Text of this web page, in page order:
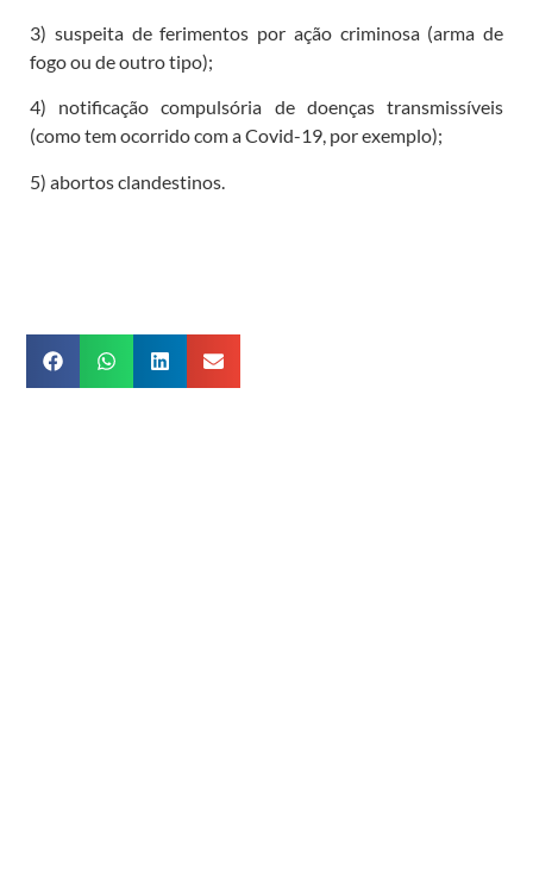
3) suspeita de ferimentos por ação criminosa (arma de
fogo ou de outro tipo);
4) notificação compulsória de doenças transmissíveis
(como tem ocorrido com a Covid-19, por exemplo);
5) abortos clandestinos.